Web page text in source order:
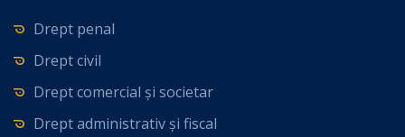
Drept penal
Drept civil
Drept comercial și societar
Drept administrativ și fiscal